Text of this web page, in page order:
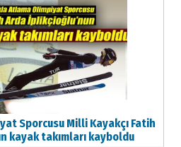
Sporcusu Milli Kayakçı Fatih
kayak takımları kayboldu